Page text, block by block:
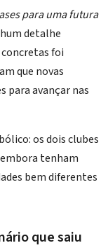
para uma futura
detalhe
foi
que novas
para avançar nas
os dois clubes
tenham
bem diferentes
que saiu